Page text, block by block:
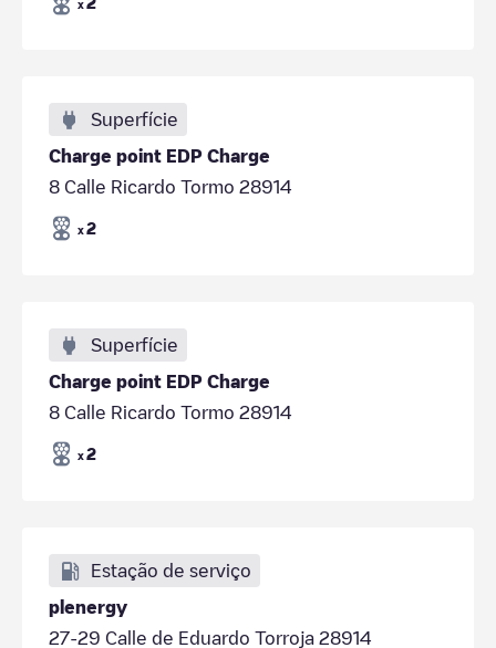
x
Superfície
Charge point EDP Charge
8 Calle Ricardo Tormo 28914
x 2
Superfície
Charge point EDP Charge
8 Calle Ricardo Tormo 28914
x 2
Estação de serviço
plenergy
27-29 Calle de Eduardo Torroja 28914